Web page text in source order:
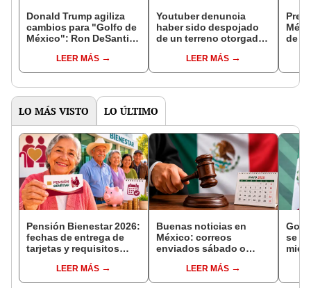
Donald Trump agiliza
cambios para "Golfo de
México": Ron DeSantis
"Golfo de América" en
los libros de Florida
LEER MÁS
Youtuber denuncia
haber sido despojado
de un terreno otorgado
"Ya están construyendo
en él"
LEER MÁS
de
LO MÁS VISTO LO ÚLTIMO
Pensión Bienestar 2026:
fechas de entrega de
tarjetas y requisitos
beneficiarios
LEER MÁS
Buenas noticias en
México: correos
enviados sábado o
amparo serán válidos
desde el siguiente día
LEER MÁS
se